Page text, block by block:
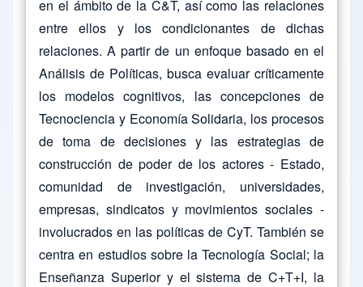
en el ámbito de la C&T, así como las relaciones
entre ellos y los condicionantes de dichas
relaciones. A partir de un enfoque basado en el
Análisis de Políticas, busca evaluar críticamente
los modelos cognitivos, las concepciones de
Tecnociencia y Economía Solidaria, los procesos
de toma de decisiones y las estrategias de
construcción de poder de los actores - Estado,
comunidad de investigación, universidades,
empresas, sindicatos y movimientos sociales -
involucrados en las políticas de CyT. También se
centra en estudios sobre la Tecnología Social; la
Enseñanza Superior y el sistema de C+T+I, la